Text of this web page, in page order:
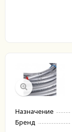
Назначение
Бренд